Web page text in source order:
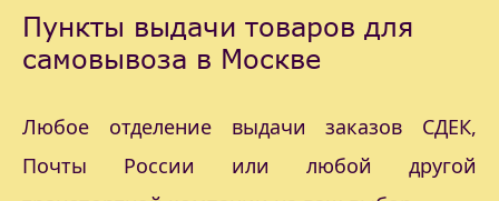
Пункты выдачи товаров для
самовывоза в Москве
Любое отделение выдачи заказов СДЕК,
Почты России или любой другой